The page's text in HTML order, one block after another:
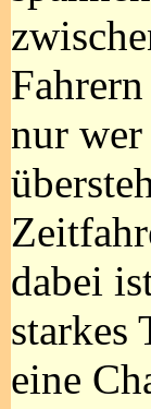
nur
dabei
starkes
eine